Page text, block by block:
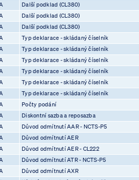
Další podklad (CL380)
Další podklad (CL380)
Další podklad (CL380)
Typ deklarace - skládaný číselník
Typ deklarace - skládaný číselník
Typ deklarace - skládaný číselník
Typ deklarace - skládaný číselník
Typ deklarace - skládaný číselník
Typ deklarace - skládaný číselník
Počty podání
Diskontní sazba a reposazba
Důvod odmítnutí AAR - NCTS-P5
Důvod odmítnutí AER
Důvod odmítnutí AER - CL222
Důvod odmítnutí ATR - NCTS-P5
Důvod odmítnutí AXR